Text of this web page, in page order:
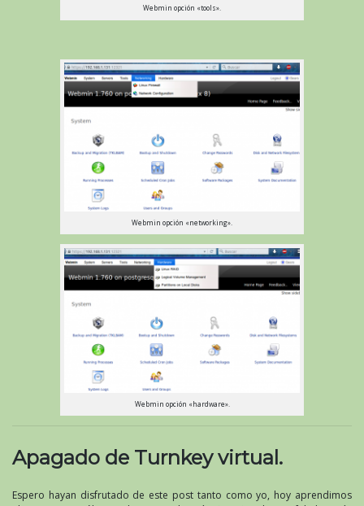
Webmin opción «tools».
Webmin opción «networking».
Webmin opción «hardware».
Apagado de Turnkey virtual.
Espero hayan disfrutado de este post tanto como yo, hoy aprendimos